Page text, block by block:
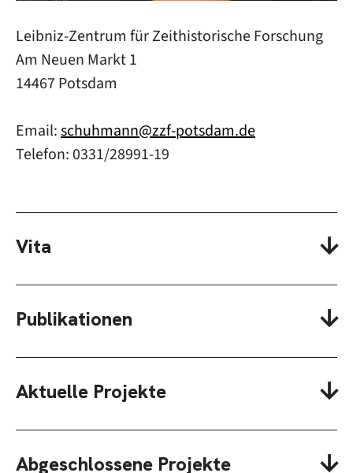
Leibniz-Zentrum für Zeithistorische Forschung
Am Neuen Markt 1
14467 Potsdam
Email:schuhmann@zzf-potsdam.de
Telefon: 0331/28991-19
Vita
Publikationen
Aktuelle Projekte
Abgeschlossene Projekte